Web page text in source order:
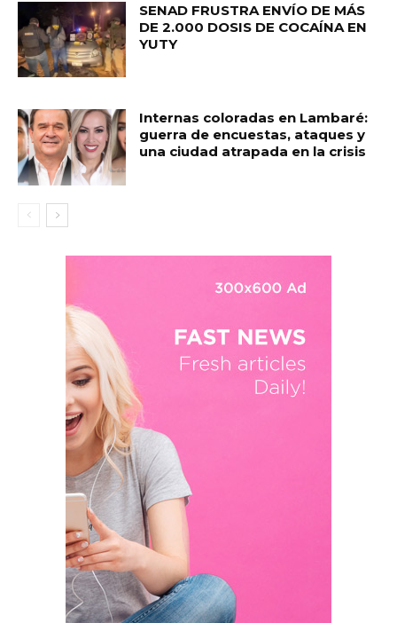
SENAD FRUSTRA ENVÍO DE MÁS
DE 2.000 DOSIS DE COCAÍNA EN
YUTY
Internas coloradas en Lambaré:
guerra de encuestas, ataques y
una ciudad atrapada en la crisis